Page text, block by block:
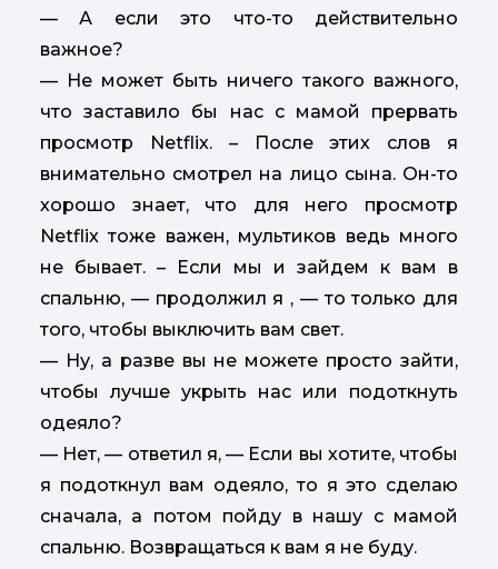
— А если это что-то действительно
важное?
— Не может быть ничего такого важного,
что заставило бы нас с мамой прервать
просмотр Netflix. – После этих слов я
внимательно смотрел на лицо сына. Он-то
хорошо знает, что для него просмотр
Netflix тоже важен, мультиков ведь много
не бывает. – Если мы и зайдем к вам в
спальню, — продолжил я , — то только для
того, чтобы выключить вам свет.
— Ну, а разве вы не можете просто зайти,
чтобы лучше укрыть нас или подоткнуть
одеяло?
— Нет, — ответил я, — Если вы хотите, чтобы
я подоткнул вам одеяло, то я это сделаю
сначала, а потом пойду в нашу с мамой
спальню. Возвращаться к вам я не буду.